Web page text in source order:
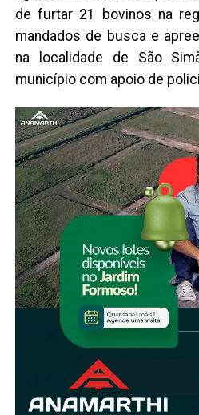
de furtar 21 bovinos na
mandados de busca e
na localidade de São
município com apoio de